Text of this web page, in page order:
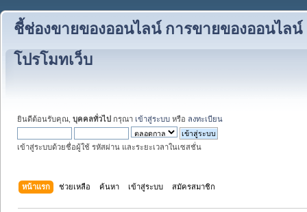
ชี้ช่องขายของออนไลน์ การขายของออนไลน์
โปรโมทเว็บ
ยินดีต้อนรับคุณ, บุคคลทั่วไป กรุณา เข้าสู่ระบบ หรือ ลงทะเบียน
เข้าสู่ระบบด้วยชื่อผู้ใช้ รหัสผ่าน และระยะเวลาในเซสชั่น
หน้าแรก ช่วยเหลือ ค้นหา เข้าสู่ระบบ สมัครสมาชิก